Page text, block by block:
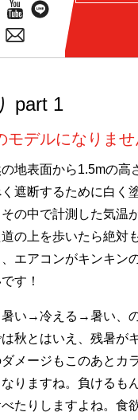
part 1
モデルになりませ
地表面から1.5mの高
遮断するために白く
の中で計測した気温
の上を歩いたら絶対
エアコンがキンキン
す！
い→冷える→暑い、
秋とはいえ、残暑が
メージもこのあとカ
りますね。負けるも
たりしますよね。食